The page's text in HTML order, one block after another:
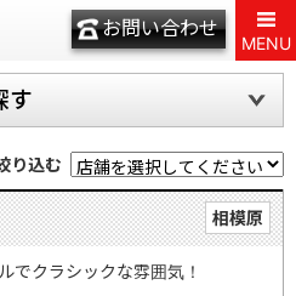
お問い合わせ
MENU
す
り込む
相模原
でクラシックな雰囲気！